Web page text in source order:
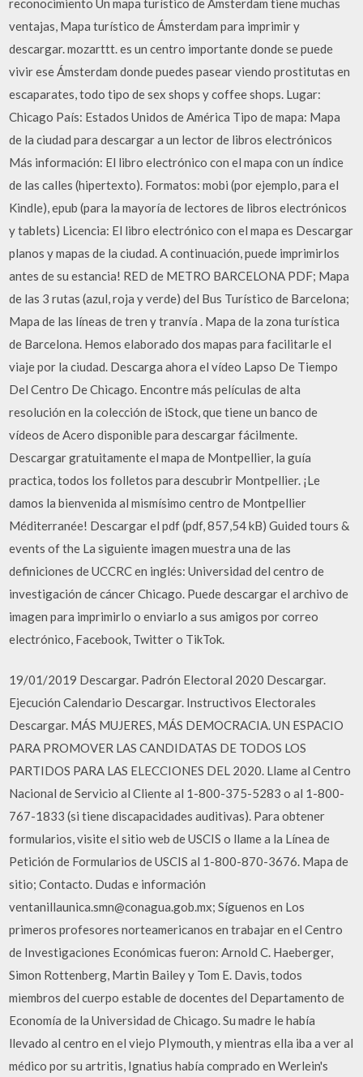
ventajas, Mapa turístico de Ámsterdam para imprimir y
descargar. mozarttt. es un centro importante donde se puede
vivir ese Ámsterdam donde puedes pasear viendo prostitutas en
escaparates, todo tipo de sex shops y coffee shops. Lugar:
Chicago País: Estados Unidos de América Tipo de mapa: Mapa
de la ciudad para descargar a un lector de libros electrónicos
Más información: El libro electrónico con el mapa con un índice
de las calles (hipertexto). Formatos: mobi (por ejemplo, para el
Kindle), epub (para la mayoría de lectores de libros electrónicos
y tablets) Licencia: El libro electrónico con el mapa es Descargar
planos y mapas de la ciudad. A continuación, puede imprimirlos
antes de su estancia! RED de METRO BARCELONA PDF; Mapa
de las 3 rutas (azul, roja y verde) del Bus Turístico de Barcelona;
Mapa de las líneas de tren y tranvía . Mapa de la zona turística
de Barcelona. Hemos elaborado dos mapas para facilitarle el
viaje por la ciudad. Descarga ahora el vídeo Lapso De Tiempo
Del Centro De Chicago. Encontre más películas de alta
resolución en la colección de iStock, que tiene un banco de
vídeos de Acero disponible para descargar fácilmente.
Descargar gratuitamente el mapa de Montpellier, la guía
practica, todos los folletos para descubrir Montpellier. ¡Le
damos la bienvenida al mismísimo centro de Montpellier
Méditerranée! Descargar el pdf (pdf, 857,54 kB) Guided tours &
events of the La siguiente imagen muestra una de las
definiciones de UCCRC en inglés: Universidad del centro de
investigación de cáncer Chicago. Puede descargar el archivo de
imagen para imprimirlo o enviarlo a sus amigos por correo
electrónico, Facebook, Twitter o TikTok.
19/01/2019 Descargar. Padrón Electoral 2020 Descargar.
Ejecución Calendario Descargar. Instructivos Electorales
Descargar. MÁS MUJERES, MÁS DEMOCRACIA. UN ESPACIO
PARA PROMOVER LAS CANDIDATAS DE TODOS LOS
PARTIDOS PARA LAS ELECCIONES DEL 2020. Llame al Centro
Nacional de Servicio al Cliente al 1-800-375-5283 o al 1-800-
767-1833 (si tiene discapacidades auditivas). Para obtener
formularios, visite el sitio web de USCIS o llame a la Línea de
Petición de Formularios de USCIS al 1-800-870-3676. Mapa de
sitio; Contacto. Dudas e información
ventanillaunica.smn@conagua.gob.mx; Síguenos en Los
primeros profesores norteamericanos en trabajar en el Centro
de Investigaciones Económicas fueron: Arnold C. Haeberger,
Simon Rottenberg, Martin Bailey y Tom E. Davis, todos
miembros del cuerpo estable de docentes del Departamento de
Economía de la Universidad de Chicago. Su madre le había
llevado al centro en el viejo PIymouth, y mientras ella iba a ver al
médico por su artritis, Ignatius había comprado en Werlein's